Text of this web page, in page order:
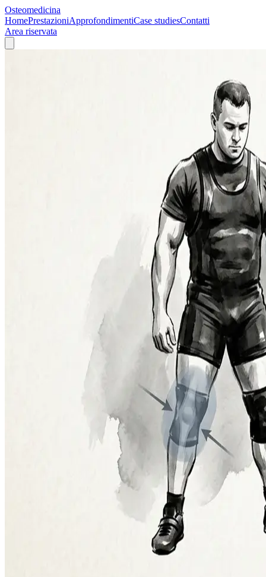
Osteomedicina
HomePrestazioniApprofondimentiCase studiesContatti
Area riservata